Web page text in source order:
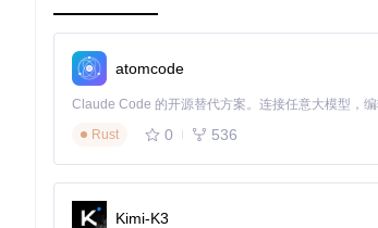
atomcode
Rust
0 536
Kimi-K3